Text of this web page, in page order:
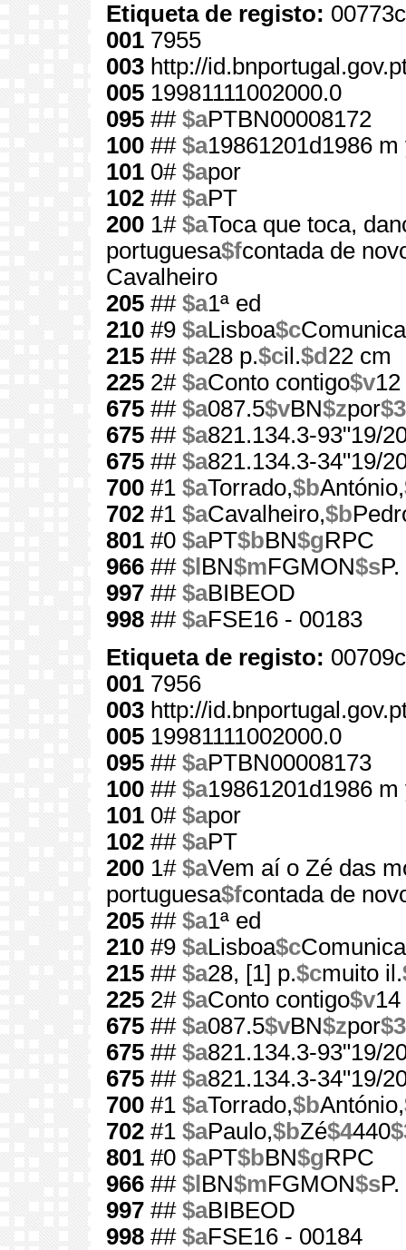
Etiqueta de registo:
001 7955
003 http://
005 19981111002000.0
095 ## $aPTBN00008172
100 ## $a19861201d1986
101 0# $apor
102 ## $aPT
200 1# $aToca que toca,
portuguesa$fcontada de
Cavalheiro
205 ## $a1ª ed
210 #9 $aLisboa$c
215 ## $a28 p.$cil.$d 22 cm
225 2# $aConto contigo$v12
675 ## $a087.5$vBN$zpor$3
675 ## $a821.134.3-93"19/
675 ## $a821.134.3-34"19/
700 #1 $aTorrado,$bAntónio,
702 #1 $aCavalheiro,$b
801 #0 $aPT$bBN$gRPC
966 ## $l BN$mFGMON$s
997 ## $aBIBEOD
998 ## $aFSE16 - 00183
Etiqueta de registo:
001 7956
003 http://
005 19981111002000.0
095 ## $aPTBN00008173
100 ## $a19861201d1986
101 0# $apor
102 ## $aPT
200 1# $aVem aí o Zé das
portuguesa$fcontada de
205 ## $a1ª ed
210 #9 $aLisboa$c
215 ## $a28, [1] p.$cmuito il.
225 2# $aConto contigo$v14
675 ## $a087.5$vBN$zpor$3
675 ## $a821.134.3-93"19/
675 ## $a821.134.3-34"19/
700 #1 $aTorrado,$bAntónio,
702 #1 $aPaulo,$bZé$4440
801 #0 $aPT$bBN$gRPC
966 ## $l BN$mFGMON$s
997 ## $aBIBEOD
998 ## $aFSE16 - 00184